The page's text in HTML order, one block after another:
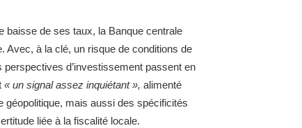
baisse de ses taux, la Banque centrale
Avec, à la clé, un risque de conditions de
d’investissement passent en
« un signal assez inquiétant », alimenté
géopolitique, mais aussi des spécificités
liée à la fiscalité locale.